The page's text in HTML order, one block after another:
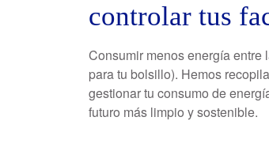
controlar tus
Consumir menos energía entre
para tu bolsillo). Hemos
gestionar tu consumo de
futuro más limpio y sostenible.